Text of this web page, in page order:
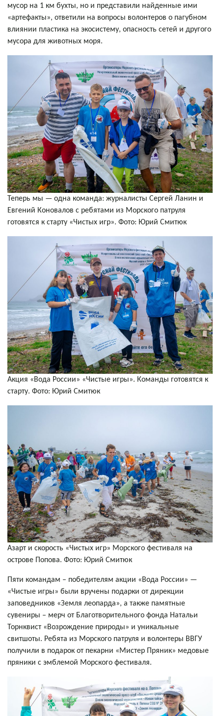
мусор на 1 км бухты, но и представили найденные ими
«артефакты», ответили на вопросы волонтеров о пагубном
влиянии пластика на экосистему, опасность сетей и другого
мусора для животных моря.
Теперь мы — одна команда: журналисты Сергей Ланин и
Евгений Коновалов с ребятами из Морского патруля
готовятся к старту «Чистых игр». Фото: Юрий Смитюк
Акция «Вода России» «Чистые игры». Команды готовятся к
старту. Фото: Юрий Смитюк
Азарт и скорость «Чистых игр» Морского фестиваля на
острове Попова. Фото: Юрий Смитюк
Пяти командам – победителям акции «Вода России» —
«Чистые игры» были вручены подарки от дирекции
заповедников «Земля леопарда», а также памятные
сувениры – мерч от Благотворительного фонда Натальи
Торнквист «Возрождение природы» и уникальные
свитшоты. Ребята из Морского патруля и волонтеры ВВГУ
получили в подарок от пекарни «Мистер Пряник» медовые
пряники с эмблемой Морского фестиваля.